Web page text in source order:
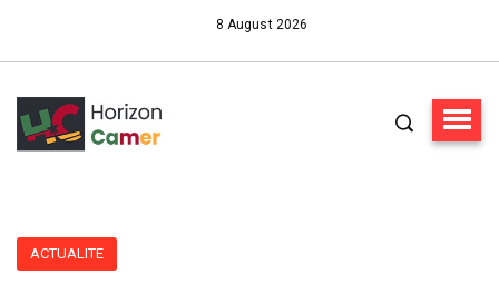
8 August 2026
ACTUALITE